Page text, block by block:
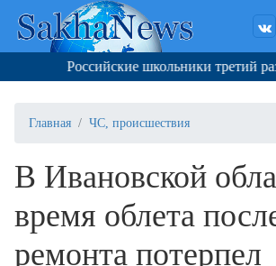
Российские школьники третий
Главная ЧС, происшествия
В Ивановской
время облета
ремонта потерпел